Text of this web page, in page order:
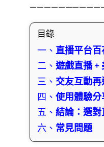
目錄
一、 直播平台百
二、遊戲直播 +
三、 交友互動
四、使用體驗分
五、結論：選對
六、 常見問題